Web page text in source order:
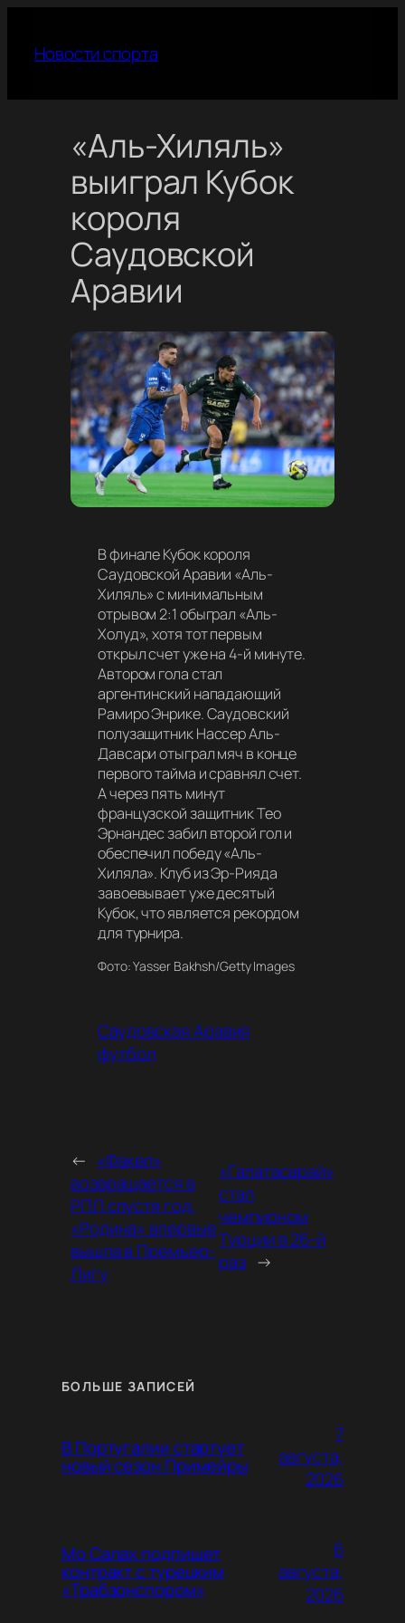
содержимому
Новости спорта
«Аль-Хиляль»
выиграл Кубок
короля
Саудовской
Аравии
В финале Кубок короля
Саудовской Аравии «Аль-
Хиляль» с минимальным
отрывом 2:1 обыграл «Аль-
Холуд», хотя тот первым
открыл счет уже на 4-й минуте.
Автором гола стал
аргентинский нападающий
Рамиро Энрике. Саудовский
полузащитник Нассер Аль-
Давсари отыграл мяч в конце
первого тайма и сравнял счет.
А через пять минут
французской защитник Тео
Эрнандес забил второй гол и
обеспечил победу «Аль-
Хиляла». Клуб из Эр-Рияда
завоевывает уже десятый
Кубок, что является рекордом
для турнира.
Фото: Yasser Bakhsh/Getty Images
Саудовская Аравия
футбол
← «Факел»
возвращается в
РПЛ спустя год,
«Родина» впервые
вышла в Премьер-
Лигу
«Галатасарай»
стал
чемпионом
Турции в 26-й
раз →
БОЛЬШЕ ЗАПИСЕЙ
В Португалии стартует
новый сезон Примейры
7
августа,
2026
Мо Салах подпишет
контракт с турецким
«Трабзонспором»
6
августа,
2026